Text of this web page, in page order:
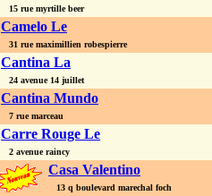
15 rue myrtille beer
Camelo Le
31 rue maximillien robespierre
Cantina La
24 avenue 14 juillet
Cantina Mundo
7 rue marceau
Carre Rouge Le
2 avenue raincy
Casa Valentino
13 q boulevard marechal foch